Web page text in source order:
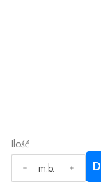
Ilość
m.b.